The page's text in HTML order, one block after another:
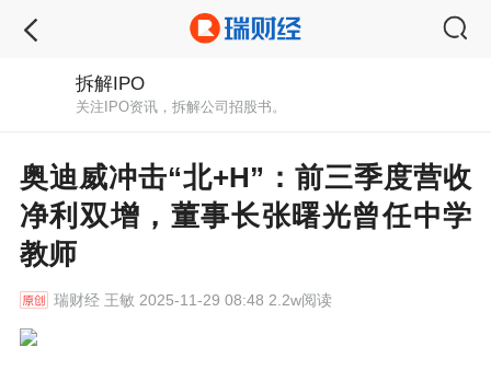
拆解IPO
关注IPO资讯，拆解公司招股书。
奥迪威冲击“北+H”：前三季度营收
净利双增，董事长张曙光曾任中学
教师
瑞财经王敏 2025-11-29 08:48 2.2w阅读